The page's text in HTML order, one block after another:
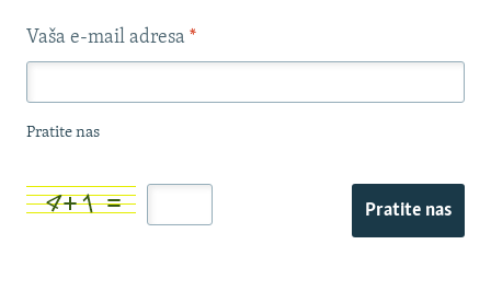
Vaša e-mail adresa *
Pratite nas
Pratite nas